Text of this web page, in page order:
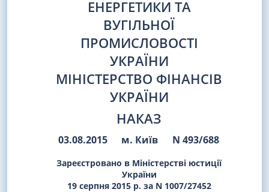
ЕНЕРГЕТИКИ ТА
ВУГІЛЬНОЇ
ПРОМИСЛОВОСТІ
УКРАЇНИ
МІНІСТЕРСТВО ФІНАНСІВ
УКРАЇНИ
НАКАЗ
03.08.2015 м. Київ N 493/688
Зареєстровано в Міністерстві юстиції
України
19 серпня 2015 р. за N 1007/27452